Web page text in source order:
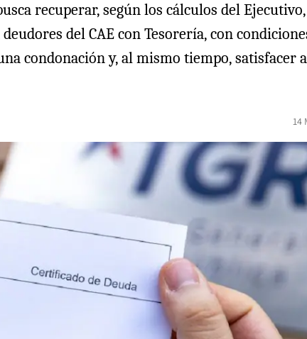
recuperar, según los cálculos del
del CAE con Tesorería, con
condonación y, al mismo tiempo, satisfacer
14